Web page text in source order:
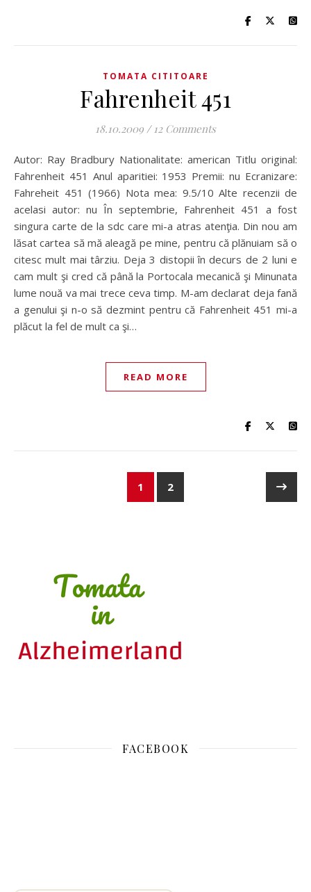
TOMATA CITITOARE
Fahrenheit 451
18.10.2009 / 12 Comments
Autor: Ray Bradbury Nationalitate: american Titlu original:
Fahrenheit 451 Anul aparitiei: 1953 Premii: nu Ecranizare:
Fahreheit 451 (1966) Nota mea: 9.5/10 Alte recenzii de
acelasi autor: nu În septembrie, Fahrenheit 451 a fost
singura carte de la sdc care mi-a atras atenţia. Din nou am
lăsat cartea să mă aleagă pe mine, pentru că plănuiam să o
citesc mult mai târziu. Deja 3 distopii în decurs de 2 luni e
cam mult şi cred că până la Portocala mecanică şi Minunata
lume nouă va mai trece ceva timp. M-am declarat deja fană
a genului şi n-o să dezmint pentru că Fahrenheit 451 mi-a
plăcut la fel de mult ca şi…
READ MORE
1 2
FACEBOOK